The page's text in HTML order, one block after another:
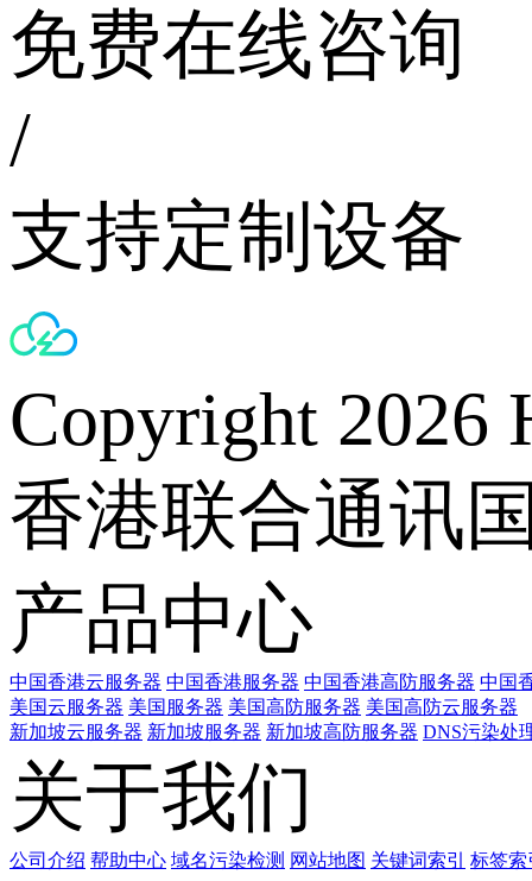
免费在线咨询
/
支持定制设备
Copyright 2026
香港联合通讯
产品中心
中国香港云服务器 中国香港服务器 中国香港高防服务器 中国
美国云服务器 美国服务器 美国高防服务器 美国高防云服务器
新加坡云服务器 新加坡服务器 新加坡高防服务器 DNS污染处
关于我们
公司介绍 帮助中心 域名污染检测 网站地图 关键词索引 标签索